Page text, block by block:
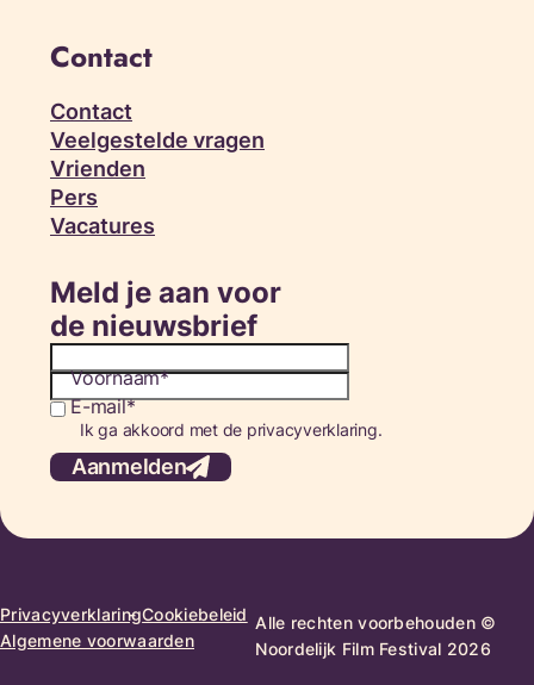
Contact
Contact
Veelgestelde vragen
Vrienden
Pers
Vacatures
Meld je aan voor
de nieuwsbrief
Voornaam
E-mail
Consent
Ik ga akkoord met de privacyverklaring.
Aanmelden
PrivacyverklaringCookiebeleid
Algemene voorwaarden
Alle rechten voorbehouden ©
Noordelijk Film Festival 2026